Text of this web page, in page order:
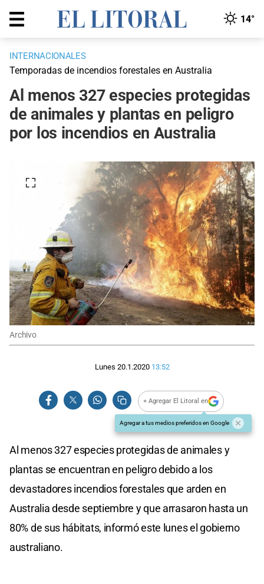
14°
INTERNACIONALES
Temporadas de incendios forestales en Australia
Al menos 327 especies protegidas
de animales y plantas en peligro
por los incendios en Australia
Archivo
Lunes 20.1.2020 13:52
+ Agregar El Litoral en
Agregar a tus medios preferidos en Google
Al menos 327 especies protegidas de animales y
plantas se encuentran en peligro debido a los
devastadores incendios forestales que arden en
Australia desde septiembre y que arrasaron hasta un
80% de sus hábitats, informó este lunes el gobierno
australiano.